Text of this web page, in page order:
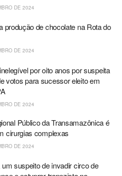
DE 2024
produção de chocolate na Rota do
DE 2024
por oito anos por suspeita
votos para sucessor eleito em
DE 2024
Público da Transamazônica é
cirurgias complexas
DE 2024
suspeito de invadir circo de